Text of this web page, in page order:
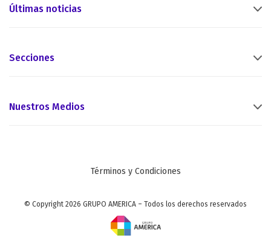
Últimas noticias
Secciones
Nuestros Medios
Términos y Condiciones
© Copyright 2026 GRUPO AMERICA – Todos los derechos reservados